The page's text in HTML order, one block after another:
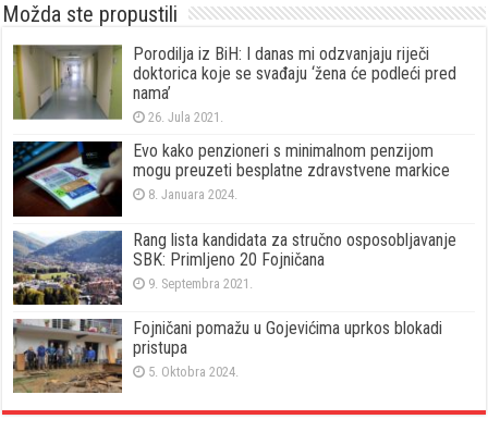
Možda ste propustili
Porodilja iz BiH: I danas mi odzvanjaju riječi
doktorica koje se svađaju ‘žena će podleći pred
nama’
26. Jula 2021.
Evo kako penzioneri s minimalnom penzijom
mogu preuzeti besplatne zdravstvene markice
8. Januara 2024.
Rang lista kandidata za stručno osposobljavanje
SBK: Primljeno 20 Fojničana
9. Septembra 2021.
Fojničani pomažu u Gojevićima uprkos blokadi
pristupa
5. Oktobra 2024.